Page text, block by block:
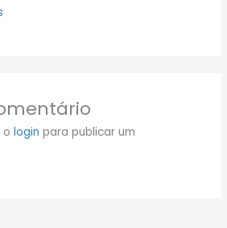
o login para publicar um